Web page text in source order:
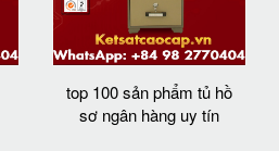
top 100 sản phẩm tủ hồ
sơ ngân hàng uy tín